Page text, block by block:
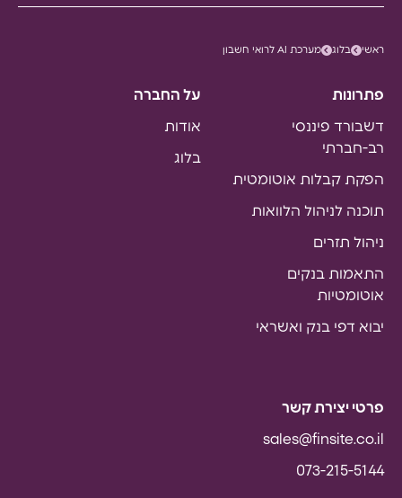
ראשי בלוג מערכת AI לרואי חשבון
פרטי יצירת קשר
sales@finsite.co.il
073-215-5144
פתרונות
דשבורד פיננסי
רב-חברתי
הפקת קבלות אוטומטית
תוכנה לניהול הלוואות
ניהול תזרים
התאמות בנקים
אוטומטיות
יבוא דפי בנק ואשראי
על החברה
אודות
בלוג